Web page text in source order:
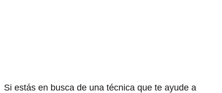
Si estás en busca de una técnica que te ayude a